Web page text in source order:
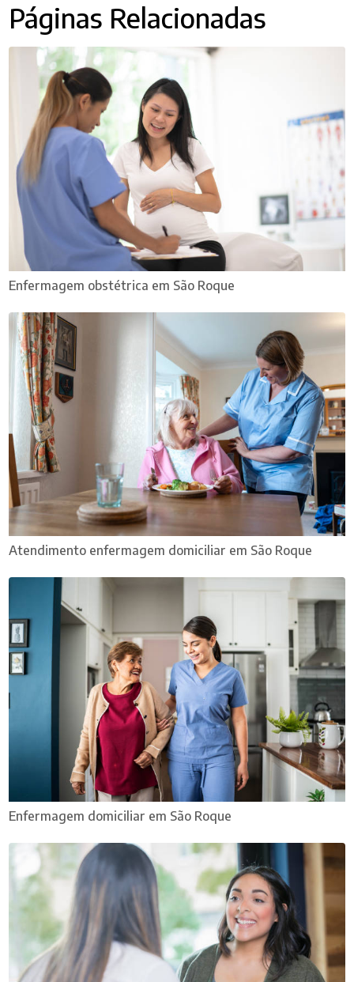
Páginas Relacionadas
Enfermagem obstétrica​ em São Roque
Atendimento enfermagem domiciliar em São Roque
Enfermagem domiciliar em São Roque